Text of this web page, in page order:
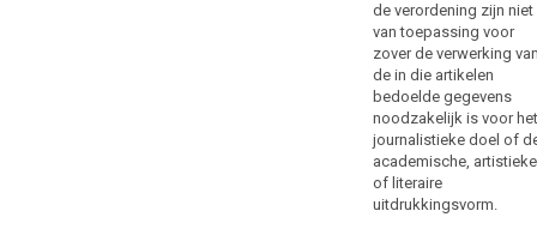
de verordening zijn niet
van toepassing voor
zover de verwerking
de in die artikelen
bedoelde gegevens
noodzakelijk is voor het
journalistieke doel of
academische, artistieke
of literaire
uitdrukkingsvorm.